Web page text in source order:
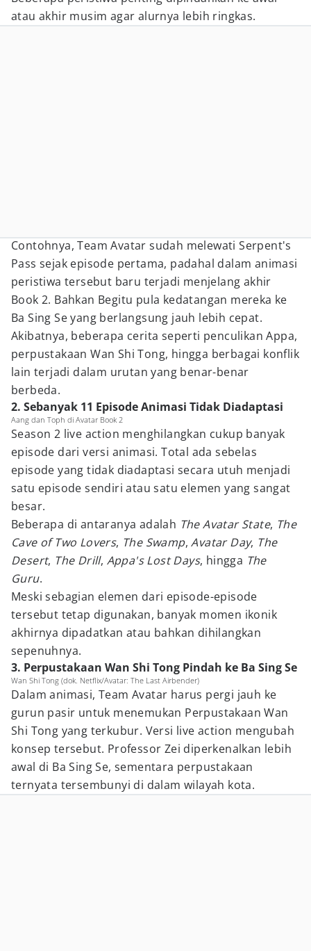
atau akhir musim agar alurnya lebih ringkas.
Contohnya, Team Avatar sudah melewati Serpent's
Pass sejak episode pertama, padahal dalam animasi
peristiwa tersebut baru terjadi menjelang akhir
Book 2. Bahkan Begitu pula kedatangan mereka ke
Ba Sing Se yang berlangsung jauh lebih cepat.
Akibatnya, beberapa cerita seperti penculikan Appa,
perpustakaan Wan Shi Tong, hingga berbagai konflik
lain terjadi dalam urutan yang benar-benar
berbeda.
2. Sebanyak 11 Episode Animasi Tidak Diadaptasi
Aang dan Toph di Avatar Book 2
Season 2 live action menghilangkan cukup banyak
episode dari versi animasi. Total ada sebelas
episode yang tidak diadaptasi secara utuh menjadi
satu episode sendiri atau satu elemen yang sangat
besar.
Beberapa di antaranya adalah The Avatar State, The
Cave of Two Lovers, The Swamp,Avatar Day, The
Desert, The Drill, Appa's Lost Days, hingga The
Guru.
Meski sebagian elemen dari episode-episode
tersebut tetap digunakan, banyak momen ikonik
akhirnya dipadatkan atau bahkan dihilangkan
sepenuhnya.
3. Perpustakaan Wan Shi Tong Pindah ke Ba Sing Se
Wan Shi Tong (dok. Netflix/Avatar: The Last Airbender)
Dalam animasi, Team Avatar harus pergi jauh ke
gurun pasir untuk menemukan Perpustakaan Wan
Shi Tong yang terkubur. Versi live action mengubah
konsep tersebut. Professor Zei diperkenalkan lebih
awal di Ba Sing Se, sementara perpustakaan
ternyata tersembunyi di dalam wilayah kota.